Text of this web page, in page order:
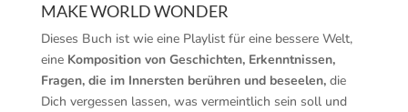
MAKE WORLD WONDER
Dieses Buch ist wie eine Playlist für eine bessere Welt,
eine Komposition von Geschichten, Erkenntnissen,
Fragen, die im Innersten berühren und beseelen,die
Dich vergessen lassen, was vermeintlich sein soll und